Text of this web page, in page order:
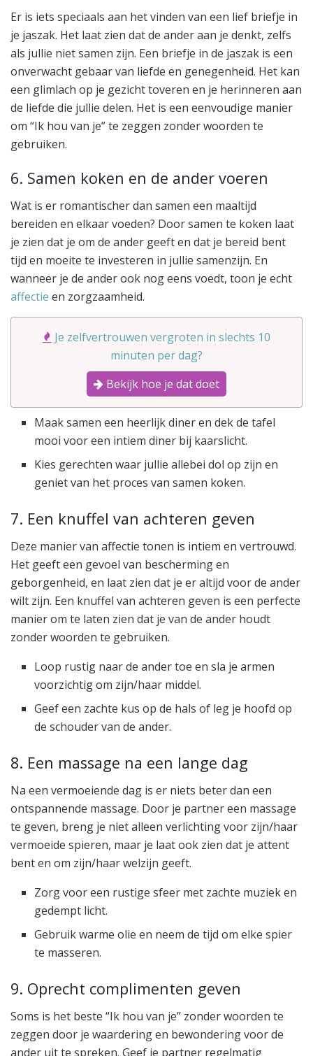
Er is iets speciaals aan het vinden van een lief briefje in
je jaszak. Het laat zien dat de ander aan je denkt, zelfs
als jullie niet samen zijn. Een briefje in de jaszak is een
onverwacht gebaar van liefde en genegenheid. Het kan
een glimlach op je gezicht toveren en je herinneren aan
de liefde die jullie delen. Het is een eenvoudige manier
om “Ik hou van je” te zeggen zonder woorden te
gebruiken.
6. Samen koken en de ander voeren
Wat is er romantischer dan samen een maaltijd
bereiden en elkaar voeden? Door samen te koken laat
je zien dat je om de ander geeft en dat je bereid bent
tijd en moeite te investeren in jullie samenzijn. En
wanneer je de ander ook nog eens voedt, toon je echt
affectie en zorgzaamheid.
Je zelfvertrouwen vergroten in slechts 10
minuten per dag?
Bekijk hoe je dat doet
Maak samen een heerlijk diner en dek de tafel
mooi voor een intiem diner bij kaarslicht.
Kies gerechten waar jullie allebei dol op zijn en
geniet van het proces van samen koken.
7. Een knuffel van achteren geven
Deze manier van affectie tonen is intiem en vertrouwd.
Het geeft een gevoel van bescherming en
geborgenheid, en laat zien dat je er altijd voor de ander
wilt zijn. Een knuffel van achteren geven is een perfecte
manier om te laten zien dat je van de ander houdt
zonder woorden te gebruiken.
Loop rustig naar de ander toe en sla je armen
voorzichtig om zijn/haar middel.
Geef een zachte kus op de hals of leg je hoofd op
de schouder van de ander.
8. Een massage na een lange dag
Na een vermoeiende dag is er niets beter dan een
ontspannende massage. Door je partner een massage
te geven, breng je niet alleen verlichting voor zijn/haar
vermoeide spieren, maar je laat ook zien dat je attent
bent en om zijn/haar welzijn geeft.
Zorg voor een rustige sfeer met zachte muziek en
gedempt licht.
Gebruik warme olie en neem de tijd om elke spier
te masseren.
9. Oprecht complimenten geven
Soms is het beste “Ik hou van je” zonder woorden te
zeggen door je waardering en bewondering voor de
ander uit te spreken. Geef je partner regelmatig